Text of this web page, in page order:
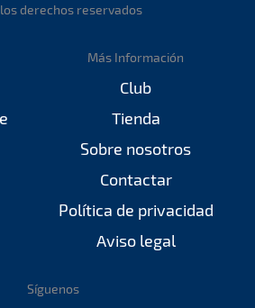
derechos reservados
Más Información
Club
Tienda
Sobre nosotros
Contactar
Política de privacidad
Aviso legal
Síguenos